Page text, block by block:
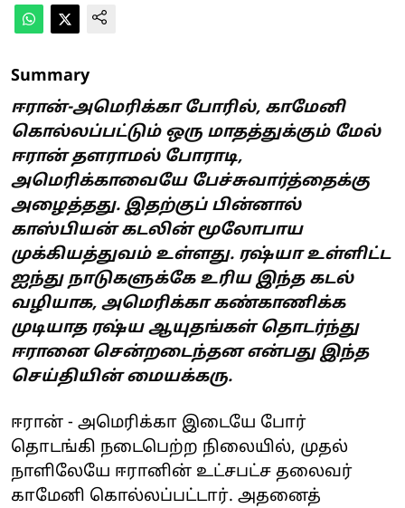
Summary
ஈரான்-அமெரிக்கா போரில், காமேனி
கொல்லப்பட்டும் ஒரு மாதத்துக்கும் மேல்
ஈரான் தளராமல் போராடி,
அமெரிக்காவையே பேச்சுவார்த்தைக்கு
அழைத்தது. இதற்குப் பின்னால்
காஸ்பியன் கடலின் மூலோபாய
முக்கியத்துவம் உள்ளது. ரஷ்யா உள்ளிட்ட
ஐந்து நாடுகளுக்கே உரிய இந்த கடல்
வழியாக, அமெரிக்கா கண்காணிக்க
முடியாத ரஷ்ய ஆயுதங்கள் தொடர்ந்து
ஈரானை சென்றடைந்தன என்பது இந்த
செய்தியின் மையக்கரு.
ஈரான் - அமெரிக்கா இடையே போர்
தொடங்கி நடைபெற்ற நிலையில், முதல்
நாளிலேயே ஈரானின் உட்சபட்ச தலைவர்
காமேனி கொல்லப்பட்டார். அதனைத்